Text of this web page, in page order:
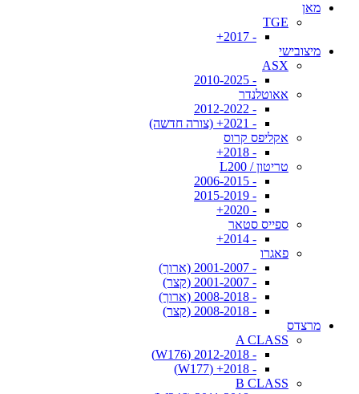
מאן
TGE
- 2017+
מיצובישי
ASX
- 2010-2025
אאוטלנדר
- 2012-2022
- 2021+ (צורה חדשה)
אקליפס קרוס
- 2018+
טריטון / L200
- 2006-2015
- 2015-2019
- 2020+
ספייס סטאר
- 2014+
פאגרו
- 2001-2007 (ארוך)
- 2001-2007 (קצר)
- 2008-2018 (ארוך)
- 2008-2018 (קצר)
מרצדס
A CLASS
- 2012-2018 (W176)
- 2018+ (W177)
B CLASS